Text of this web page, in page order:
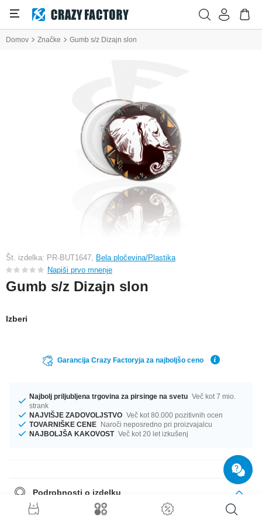
Domov Značke Gumb s/z Dizajn slon
Št. izdelka: PR-BUT1647, Bela pločevina/Plastika
Napiši prvo mnenje
Gumb s/z Dizajn slon
Izberi
Garancija Crazy Factoryja za najboljšo ceno
Najbolj priljubljena trgovina za pirsinge na svetu Več kot 7 mio.
strank
NAJVIŠJE ZADOVOLJSTVO Več kot 80.000 pozitivnih ocen
TOVARNIŠKE CENE Naroči neposredno pri proizvajalcu
NAJBOLJŠA KAKOVOST Več kot 20 let izkušenj
Podrobnosti o izdelku
Premeri od 32 mm do 58 mm so na zalogi. bold izdelek nepremagljive
kakovosti neposredno iz tovarne. Zagotovi si svojega!